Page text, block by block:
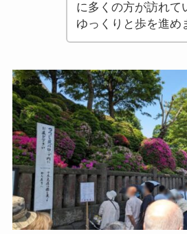
に多くの方が訪れて
ゆっくりと歩を進め